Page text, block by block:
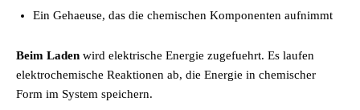
Ein Gehaeuse, das die chemischen Komponenten aufnimmt
Beim Laden wird elektrische Energie zugefuehrt. Es laufen
elektrochemische Reaktionen ab, die Energie in chemischer
Form im System speichern.